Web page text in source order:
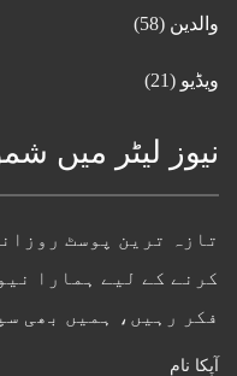
والدین (58)
ویڈیو (21)
نیوز لیٹر میں
تازہ ترین پوسٹ
کرنے کے لیے ہمارا
فکر رہیں، ہمیں بھی
آپکا نام